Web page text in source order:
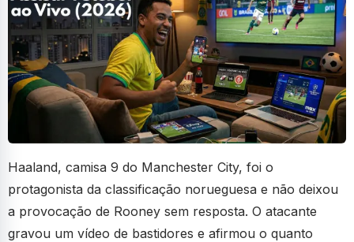
Haaland, camisa 9 do Manchester City, foi o
protagonista da classificação norueguesa e não deixou
a provocação de Rooney sem resposta. O atacante
gravou um vídeo de bastidores e afirmou o quanto